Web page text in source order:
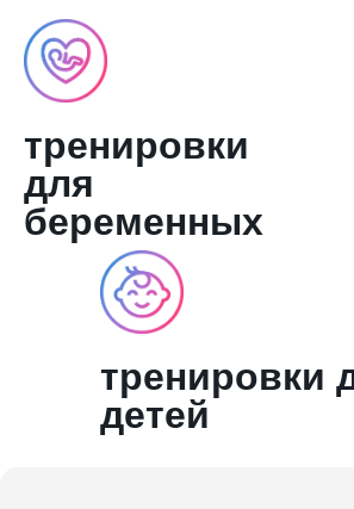
тренировки
для
беременных
тренировки
детей